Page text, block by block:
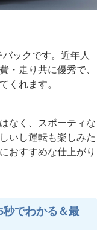
ックです。近年人
・走り共に優秀で、
くれます。
なく、スポーティな
いし運転も楽しみた
おすすめな仕上がり
秒でわかる＆最